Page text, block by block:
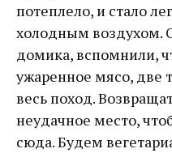
потеплело, и стало
холодным воздухом.
домика, вспомнили,
ужаренное мясо, две
весь поход.
неудачное место,
сюда. Будем